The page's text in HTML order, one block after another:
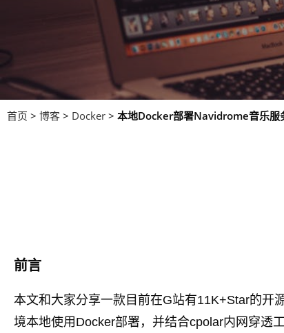
首页 > 博客 > Docker > 本地Docker部署Navidrome音乐服
前言
本文和大家分享一款目前在G站有11K+Star的开
境本地使用Docker部署，并结合cpolar内网穿透